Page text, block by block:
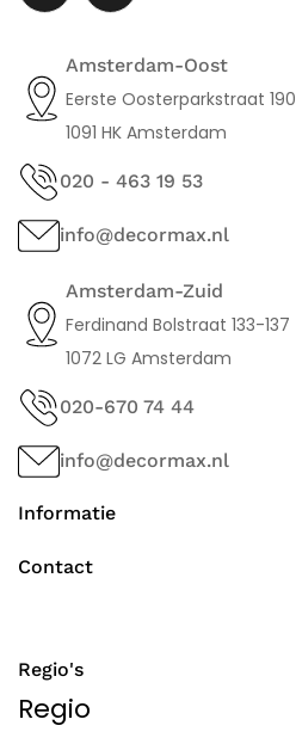
Amsterdam-Oost
Eerste Oosterparkstraat 190
1091 HK Amsterdam
020 - 463 19 53
info@decormax.nl
Informatie
Contact
Amsterdam-Zuid
Ferdinand Bolstraat 133-137
1072 LG Amsterdam
020-670 74 44
info@decormax.nl
Regio's
Regio